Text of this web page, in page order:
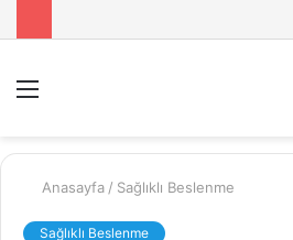
Anasayfa / Sağlıklı Beslenme
Sağlıklı Beslenme